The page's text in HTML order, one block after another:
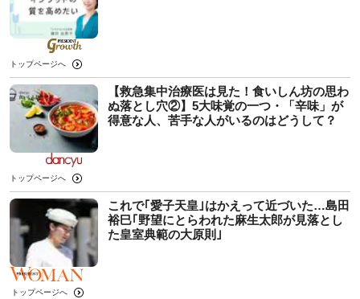
トップページへ
【救急集中治療医は見た！食いしん坊の思わ
ぬ落とし穴②】5大味覚の一つ・「辛味」が
得意な人、苦手な人がいるのはどうして？
トップページへ
これで｢愛子天皇｣はかえって近づいた…島田
裕巳｢野望にとらわれた麻生太郎が見落とし
た皇室典範の大原則｣
トップページへ